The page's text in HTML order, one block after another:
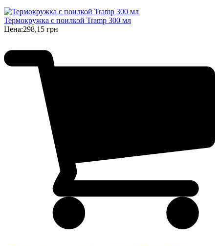
Термокружка с поилкой Tramp 300 мл
Цена:298,15 грн